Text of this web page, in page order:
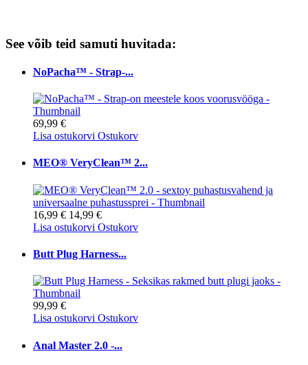
See võib teid samuti huvitada:
NoPacha™ - Strap-...
69,99 €
Lisa ostukorvi Ostukorv
MEO® VeryClean™ 2...
16,99 € 14,99 €
Lisa ostukorvi Ostukorv
Butt Plug Harness...
99,99 €
Lisa ostukorvi Ostukorv
Anal Master 2.0 -...